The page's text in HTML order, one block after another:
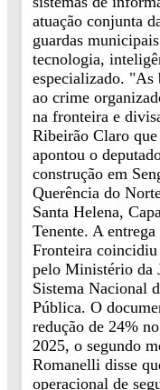
atuação conjunta
guardas
tecnologia,
especializado. "As
ao crime
na fronteira e
Ribeirão Claro
apontou o
construção em
Querência do
Santa Helena,
Tenente. A
Fronteira
pelo Ministério da
Sistema Nacional
Pública. O
redução de 24%
2025, o segundo
Romanelli disse
operacional de